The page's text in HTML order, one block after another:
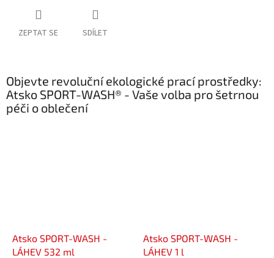
ZEPTAT SE SDÍLET
Objevte revoluční ekologické prací prostředky:
Atsko SPORT-WASH® - Vaše volba pro šetrnou
péči o oblečení
Atsko SPORT-WASH -
LÁHEV 532 ml
Atsko SPORT-WASH -
LÁHEV 1 l